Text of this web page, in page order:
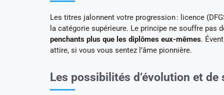
Les titres jalonnent votre progression : licence
la catégorie supérieure. Le principe ne souffre pas
penchants plus que les diplômes eux-mêmes.
attire, si vous vous sentez l’âme pionnière.
Les possibilités d’évolution et